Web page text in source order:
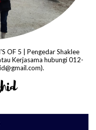
OF 5 | Pengedar Shaklee
Kerjasama hubungi 012-